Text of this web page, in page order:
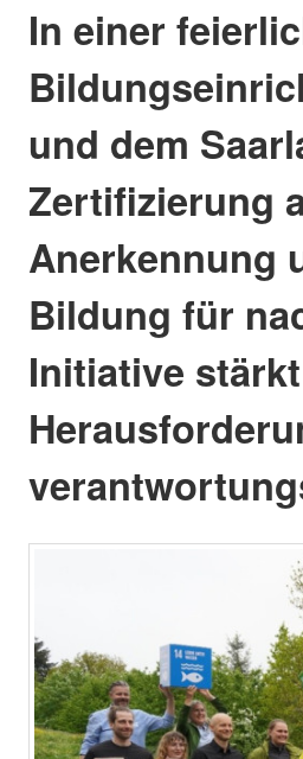
In einer
und dem
Zertifizierung
Anerkennung
Bildung für
Initiative